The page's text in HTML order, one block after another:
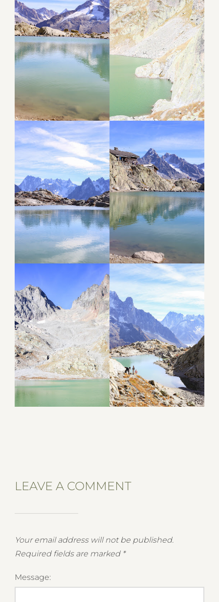
LEAVE A COMMENT
Your email address will not be published.
Required fields are marked *
Message: